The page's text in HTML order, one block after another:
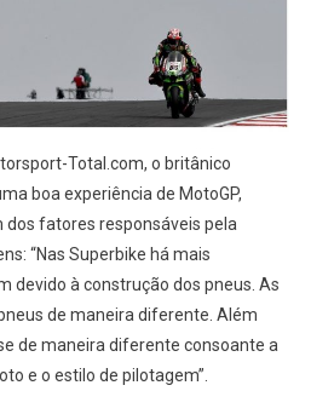
Total.com, o britânico
boa experiência de MotoGP,
dos fatores responsáveis pela
“Nas Superbike há mais
devido à construção dos pneus. As
de maneira diferente. Além
de maneira diferente consoante a
e o estilo de pilotagem”.